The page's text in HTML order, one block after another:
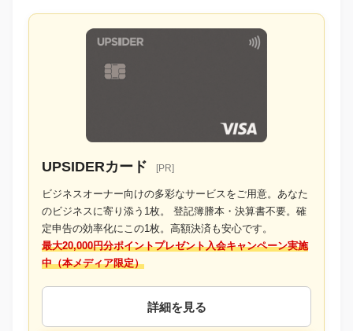
UPSIDERカード [PR]
ビジネスオーナー向けの多彩なサービスをご用意。あなた
のビジネスに寄り添う1枚。 登記簿謄本・決算書不要。確
定申告の効率化にこの1枚。高額決済も安心です。
最大20,000円分ポイントプレゼント入会キャンペーン実施
中（本メディア限定）
詳細を見る